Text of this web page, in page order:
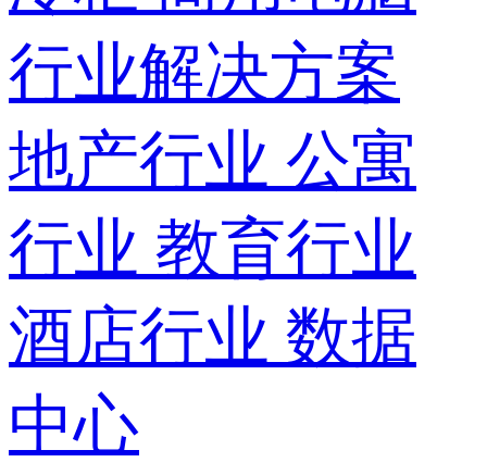
行业解决方案
地产行业 公寓
行业 教育行业
酒店行业 数据
中心